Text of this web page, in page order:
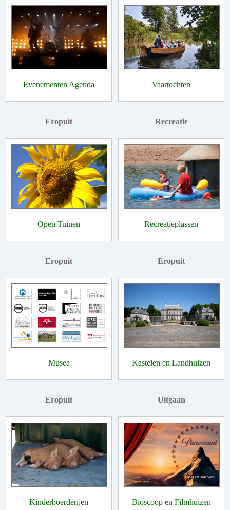
Evenementen Agenda Vaartochten
Eropuit
Open Tuinen
Recreatie
Recreatieplassen
Eropuit
Musea
Eropuit
Kastelen en Landhuizen
Eropuit
Kinderboerderijen
Uitgaan
Bioscoop en Filmhuizen